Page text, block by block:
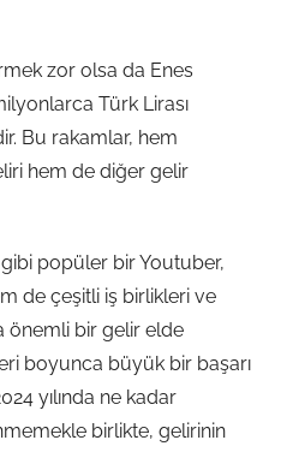
zor olsa da Enes
Türk Lirası
Bu rakamlar, hem
hem de diğer gelir
popüler bir Youtuber,
de çeşitli iş birlikleri ve
önemli bir gelir elde
boyunca büyük bir başarı
yılında ne kadar
birlikte, gelirinin